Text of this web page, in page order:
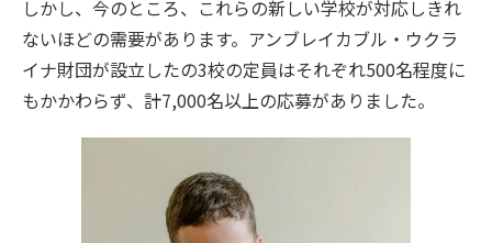
しかし、今のところ、これらの新しい学校が対応しきれ
ないほどの需要があります。アンブレイカブル・ウクラ
イナ財団が設立したの3校の定員はそれぞれ500名程度に
もかかわらず、計7,000名以上の応募がありました。